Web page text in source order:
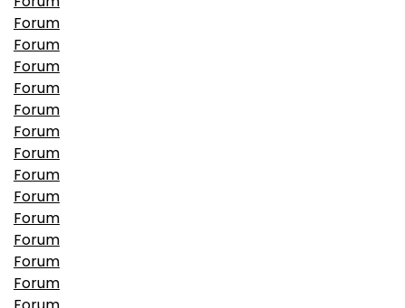
Forum
Forum
Forum
Forum
Forum
Forum
Forum
Forum
Forum
Forum
Forum
Forum
Forum